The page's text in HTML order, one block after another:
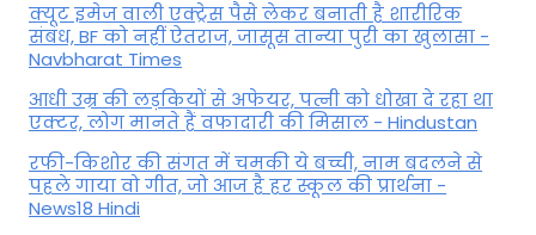
क्यूट इमेज वाली एक्ट्रेस पैसे लेकर बनाती है शारीरिक
संबंध, BF को नहीं ऐतराज, जासूस तान्‍या पुरी का खुलासा -
Navbharat Times
आधी उम्र की लड़कियों से अफेयर, पत्नी को धोखा दे रहा था
एक्टर, लोग मानते हैं वफादारी की मिसाल - Hindustan
रफी-किशोर की संगत में चमकी ये बच्ची, नाम बदलने से
पहले गाया वो गीत, जो आज है हर स्कूल की प्रार्थना -
News18 Hindi